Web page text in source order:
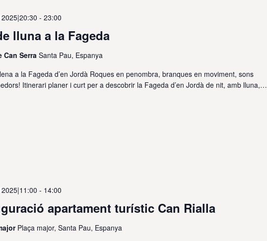
lluna a la Fageda
-23:00
Can SerraSanta Pau, Espanya
a la Fageda d’en Jordà Roques en penombra, branques en moviment, sons
Itinerari planer i curt per a descobrir la Fageda d’en Jordà de nit, amb lluna,…
apartament turístic Can Rialla
- 14:00
Plaça major, Santa Pau, Espanya